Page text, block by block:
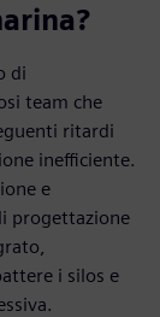
di
team che
ritardi
inefficiente.
e
progettazione
i silos e